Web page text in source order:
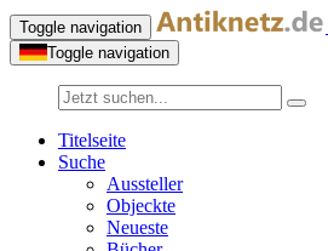
Toggle navigation
Toggle navigation
Titelseite
Suche
Aussteller
Objeckte
Neueste